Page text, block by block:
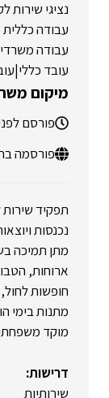
נציגי שירות
עבודה
עבודה
עובד כללי|
פורסם
פורסמה
תפקיד
נכנסות
מתן תמיכה
ארוחות,
חופשות
מתנות בימי
מוקד
דרישות:
שירותיות